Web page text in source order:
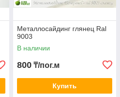
Металлосайдинг глянец Ral
9003
В наличии
800 ₸/пог.м
Купить